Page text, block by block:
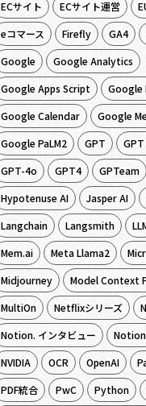
ECサイト
ECサイト運営
eコマース
Firefly GA4
Google
Google Analytics
Google Apps Script
Google
Google Calendar
Google
Google PaLM2
GPT GPT
GPT-4o
GPT4 GPTeam
Hypotenuse AI
Jasper AI
Langchain
Langsmith
Mem.ai
Meta Llama2
Midjourney
Model Context
MultiOn
Netflixシリーズ
Notion. インタビュー
Notion
NVIDIA
OCR OpenAI
PDF統合
PwC Python